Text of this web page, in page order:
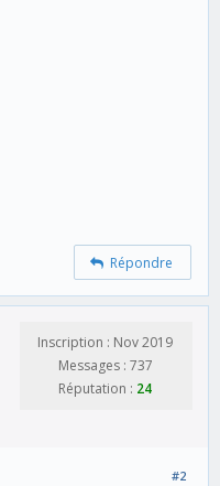
Répondre
Inscription : Nov 2019
Messages : 737
Réputation : 24
#2